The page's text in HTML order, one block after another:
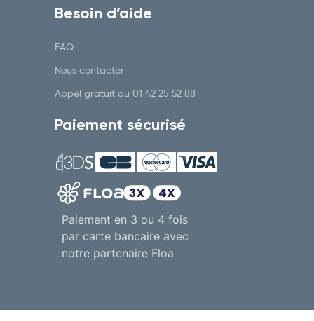
Besoin d’aide
FAQ
Nous contacter
Appel gratuit au 01 42 25 52 88
Paiement sécurisé
Paiement en 3 ou 4 fois
par carte bancaire avec
notre partenaire Floa